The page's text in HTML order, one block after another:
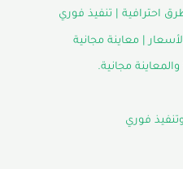
احترافية | تنفيذ فوري
| معاينة مجانية
فوري